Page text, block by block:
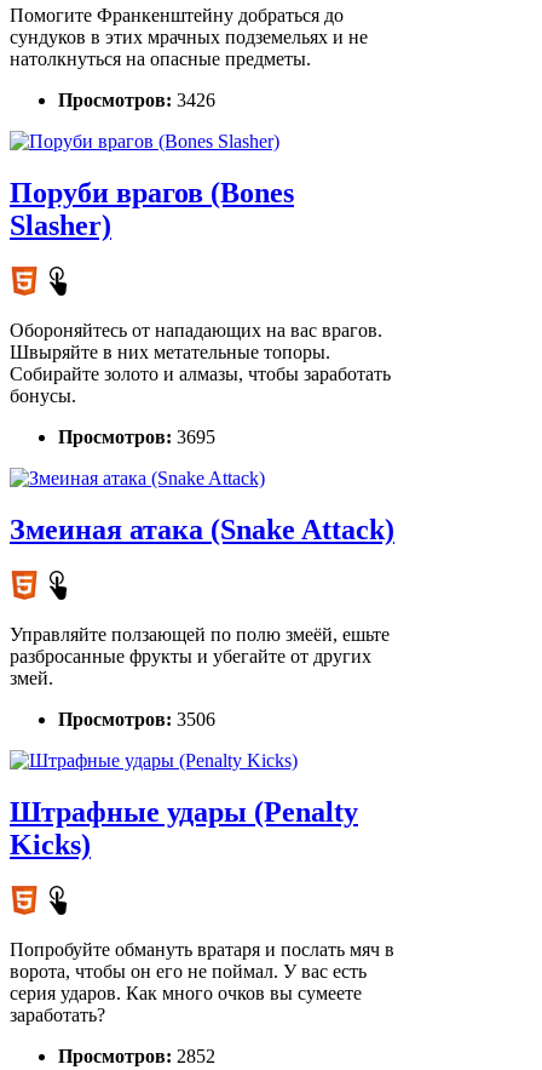
Помогите Франкенштейну добраться до
сундуков в этих мрачных подземельях и не
натолкнуться на опасные предметы.
Просмотров: 3426
Поруби врагов (Bones
Slasher)
Обороняйтесь от нападающих на вас врагов.
Швыряйте в них метательные топоры.
Собирайте золото и алмазы, чтобы заработать
бонусы.
Просмотров: 3695
Змеиная атака (Snake Attack)
Управляйте ползающей по полю змеёй, ешьте
разбросанные фрукты и убегайте от других
змей.
Просмотров: 3506
Штрафные удары (Penalty
Kicks)
Попробуйте обмануть вратаря и послать мяч в
ворота, чтобы он его не поймал. У вас есть
серия ударов. Как много очков вы сумеете
заработать?
Просмотров: 2852